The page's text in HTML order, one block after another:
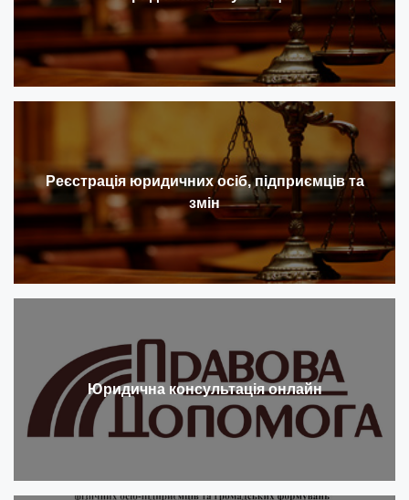
Реєстрація юридичних осіб, підприємців та
змін
Юридична консультація онлайн